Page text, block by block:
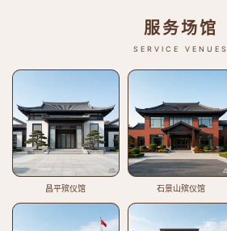
服务场馆
SERVICE VENUES
昌平殡仪馆 石景山殡仪馆